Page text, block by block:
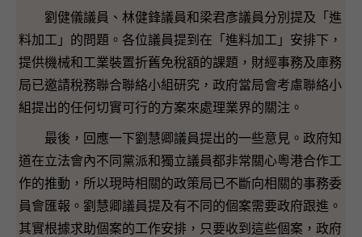
劉健儀議員、林健鋒議員和梁君彥議員分別提及「進
料加工」的問題。各位議員提到在「進料加工」安排下，
提供機械和工業裝置折舊免稅額的課題，財經事務及庫務
局已邀請稅務聯合聯絡小組研究，政府當局會考慮聯絡小
組提出的任何切實可行的方案來處理業界的關注。
最後，回應一下劉慧卿議員提出的一些意見。政府知
道在立法會內不同黨派和獨立議員都非常關心粵港合作工
作的推動，所以現時相關的政策局已不斷向相關的事務委
員會匯報。劉慧卿議員提及有不同的個案需要政府跟進。
其實根據求助個案的工作安排，只要收到這些個案，政府